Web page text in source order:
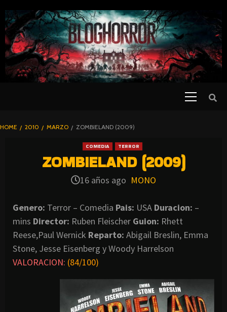
TO
CONTENT
BLOGHORROR
HOME 2010 MARZO ZOMBIELAND (2009)
COMEDIA TERROR
ZOMBIELAND (2009)
16 años ago MONO
Genero: Terror – Comedia Pais: USA Duracion: –
mins Director: Ruben Fleischer Guion: Rhett
Reese,Paul Wernick Reparto: Abigail Breslin, Emma
Stone, Jesse Eisenberg y Woody Harrelson
VALORACION: (84/100)